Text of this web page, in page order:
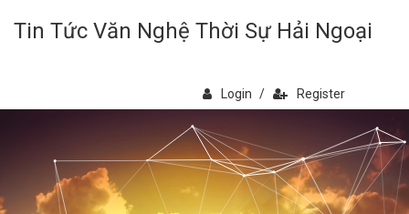
Tin Tức Văn Nghệ Thời Sự Hải Ngoại
Login / Register